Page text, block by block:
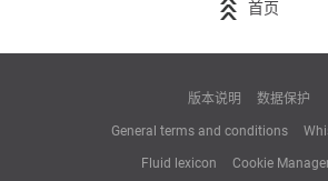
首页
版本说明 数据保护
General terms and conditions
Fluid lexicon Cookie